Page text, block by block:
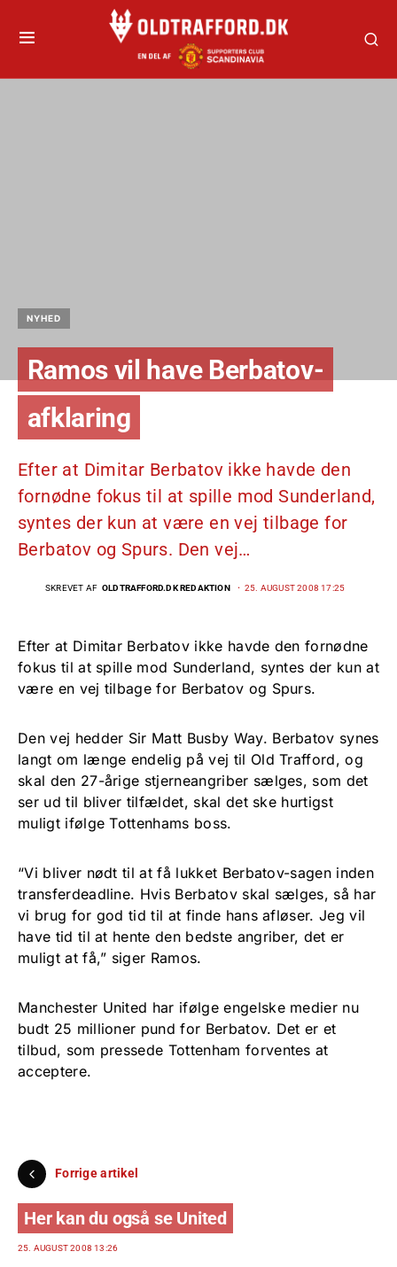
NYHED
Ramos vil have Berbatov-
afklaring
Efter at Dimitar Berbatov ikke havde den
fornødne fokus til at spille mod Sunderland,
syntes der kun at være en vej tilbage for
Berbatov og Spurs. Den vej…
SKREVET AF OLDTRAFFORD.DK REDAKTION 25. AUGUST 2008 17:25
Efter at Dimitar Berbatov ikke havde den fornødne
fokus til at spille mod Sunderland, syntes der kun at
være en vej tilbage for Berbatov og Spurs.
Den vej hedder Sir Matt Busby Way. Berbatov synes
langt om længe endelig på vej til Old Trafford, og
skal den 27-årige stjerneangriber sælges, som det
ser ud til bliver tilfældet, skal det ske hurtigst
muligt ifølge Tottenhams boss.
“Vi bliver nødt til at få lukket Berbatov-sagen inden
transferdeadline. Hvis Berbatov skal sælges, så har
vi brug for god tid til at finde hans afløser. Jeg vil
have tid til at hente den bedste angriber, det er
muligt at få,” siger Ramos.
Manchester United har ifølge engelske medier nu
budt 25 millioner pund for Berbatov. Det er et
tilbud, som pressede Tottenham forventes at
acceptere.
Forrige artikel
Her kan du også se United
25. AUGUST 2008 13:26